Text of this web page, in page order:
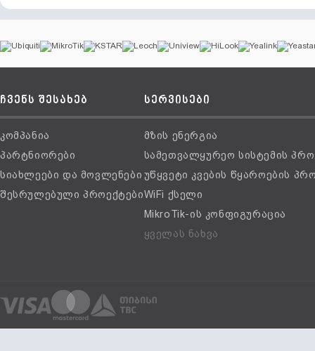
ჩვენს შესახებ
კომპანია
პარტნიორები
სიახლეები და მოვლენები
შესრულებული პროექტები
სერვისები
მზის ენერგია
სამეთვალყურეო სისტემის
უწყვეტი კვების წყაროების
WiFi ქსელი
MikroTik-ის კონფიგურაცია
ყველას ნახვა